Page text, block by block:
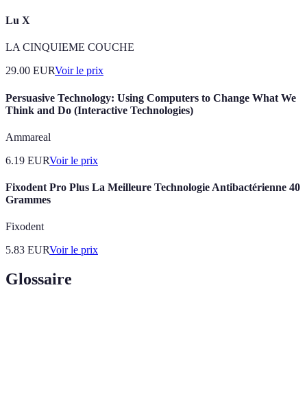
Lu X
LA CINQUIEME COUCHE
29.00 EURVoir le prix
Persuasive Technology: Using Computers to Change What We
Think and Do (Interactive Technologies)
Ammareal
6.19 EURVoir le prix
Fixodent Pro Plus La Meilleure Technologie Antibactérienne 40
Grammes
Fixodent
5.83 EURVoir le prix
Glossaire